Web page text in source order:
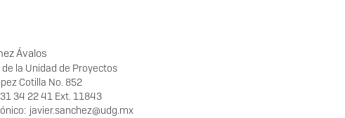
Ávalos
la Unidad de Proyectos
Cotilla No. 852
34 22 41 Ext. 11843
javier.sanchez@udg.mx